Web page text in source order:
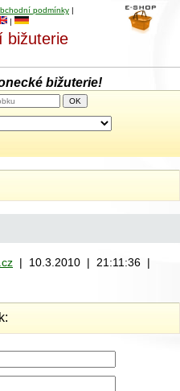
podmínky |
|
bižuterie
bižuterie!
| 10.3.2010 | 21:11:36 |